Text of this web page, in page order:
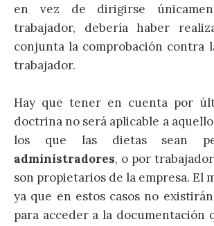
en vez de dirigirse
trabajador, debería haber
conjunta la comprobación contra
trabajador.
Hay que tener en cuenta por
doctrina no será aplicable a
los que las dietas sean
administradores, o por
son propietarios de la empresa. El
ya que en estos casos no
para acceder a la documentación